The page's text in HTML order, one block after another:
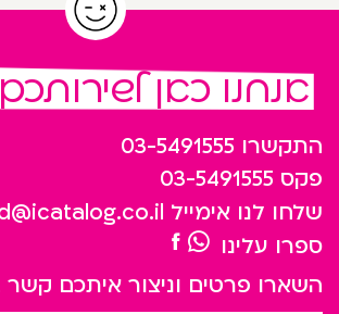
אנחנו כאן לשירותכם
התקשרו 03-5491555
פקס 03-5491555
שלחו לנו אימייל
ספרו עלינו
השארו פרטים וניצור איתכם